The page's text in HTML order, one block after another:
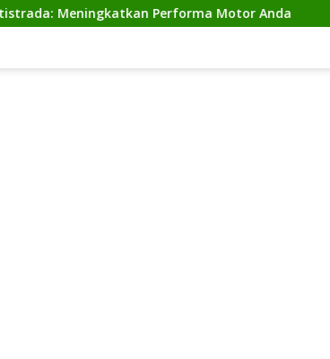
Performa Motor Anda Cicilan